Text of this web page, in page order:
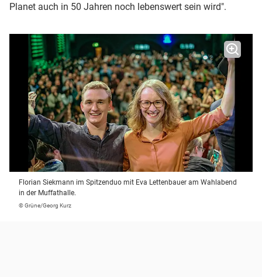
Planet auch in 50 Jahren noch lebenswert sein wird".
Florian Siekmann im Spitzenduo mit Eva Lettenbauer am Wahlabend
in der Muffathalle.
© Grüne/Georg Kurz